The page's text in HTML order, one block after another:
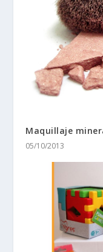
Maquillaje
05/10/2013